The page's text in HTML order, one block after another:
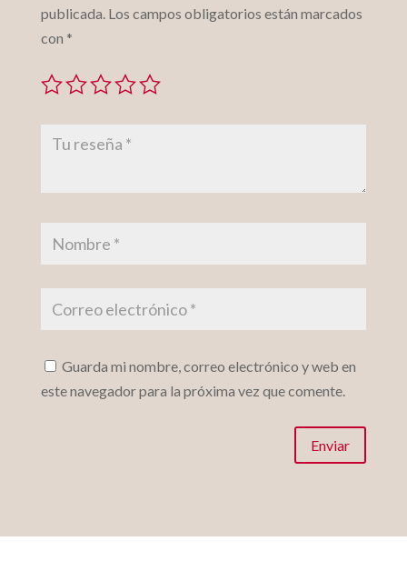
publicada. Los campos obligatorios están marcados
con *
Guarda mi nombre, correo electrónico y web en
este navegador para la próxima vez que comente.
Enviar